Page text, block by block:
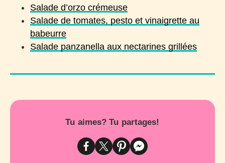
Salade d’orzo crémeuse
Salade de tomates, pesto et vinaigrette au
babeurre
Salade panzanella aux nectarines grillées
Tu aimes? Tu partages!